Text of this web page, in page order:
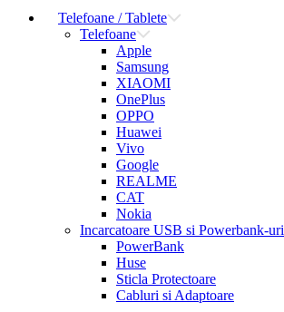
Telefoane / Tablete
Telefoane
Apple
Samsung
XIAOMI
OnePlus
OPPO
Huawei
Vivo
Google
REALME
CAT
Nokia
Incarcatoare USB si Powerbank-uri
PowerBank
Huse
Sticla Protectoare
Cabluri si Adaptoare